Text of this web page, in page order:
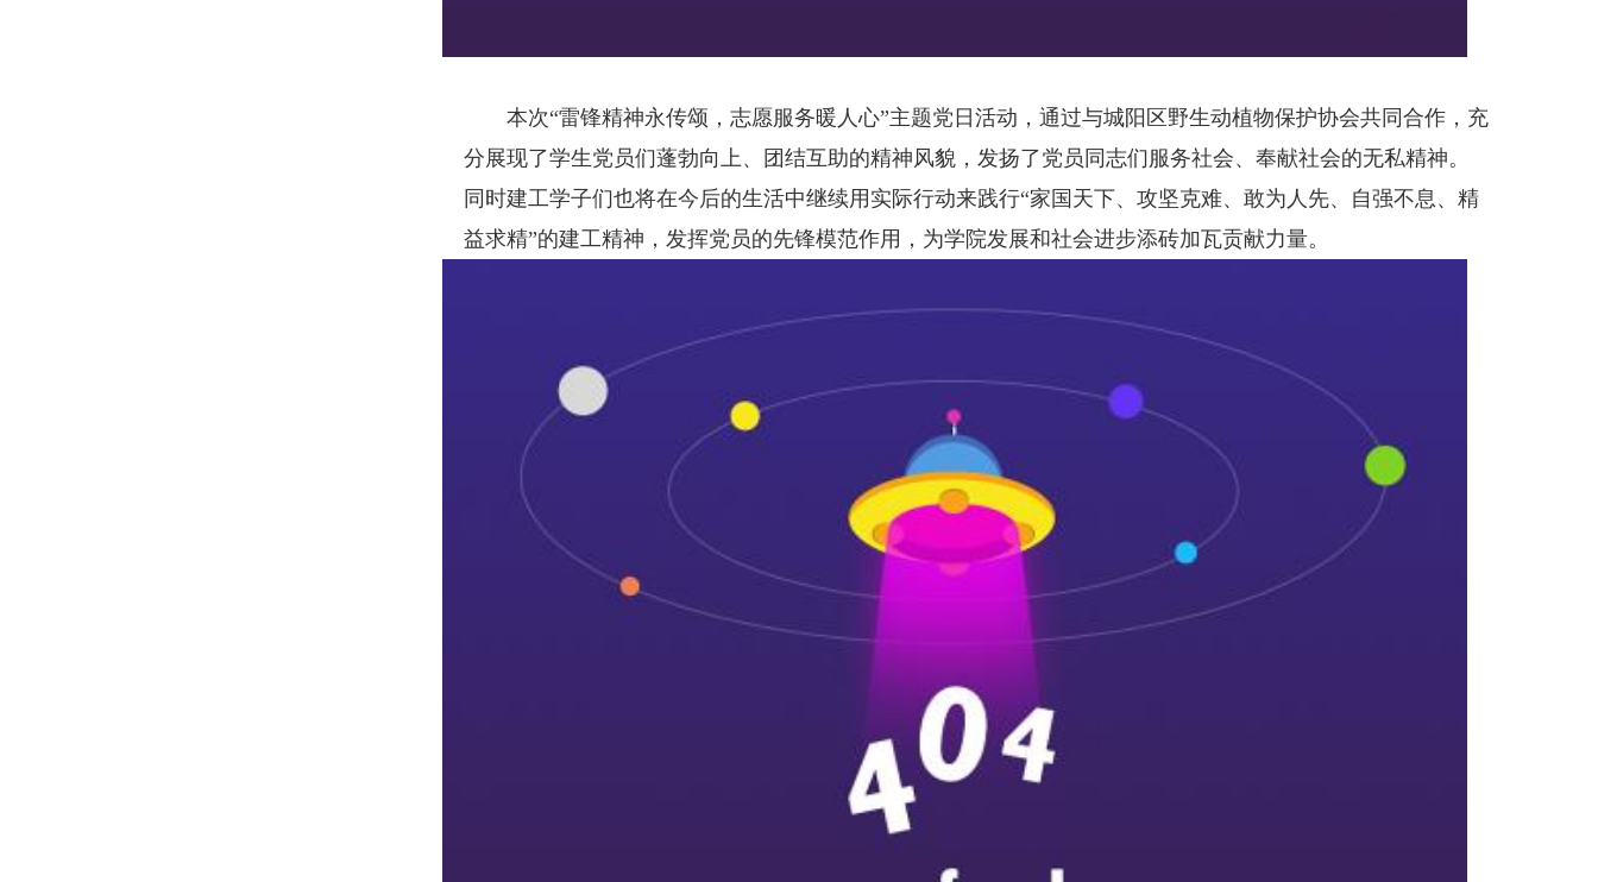
本次“雷锋精神永传颂，志愿服务暖人心”主题党日活动，通过与城阳区野生动植物保护协会共同合作，充
分展现了学生党员们蓬勃向上、团结互助的精神风貌，发扬了党员同志们服务社会、奉献社会的无私精神。
同时建工学子们也将在今后的生活中继续用实际行动来践行“家国天下、攻坚克难、敢为人先、自强不息、精
益求精”的建工精神，发挥党员的先锋模范作用，为学院发展和社会进步添砖加瓦贡献力量。